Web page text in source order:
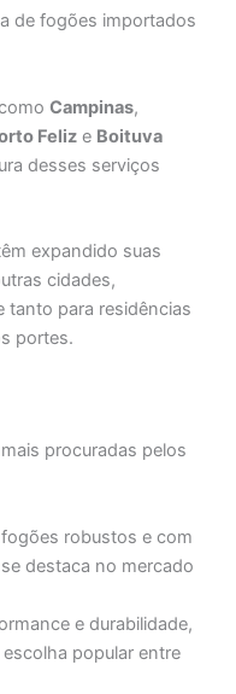
de fogões importados
comoCampinas,
Feliz e Boituva
desses serviços
expandido suas
cidades,
tanto para residências
portes.
procuradas pelos
robustos e com
destaca no mercado
e durabilidade,
popular entre